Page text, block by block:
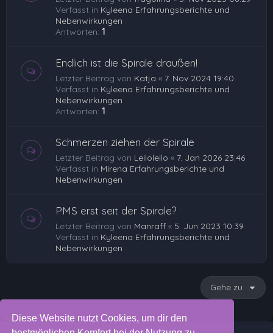
Diese Website nutzt Cookies, um dir den
Verfasst in Kyleena Erfahrungsberichte und
Nebenwirkungen
Antworten: 1
Endlich ist die Spirale draußen!
Letzter Beitrag von Katja « 7. Nov 2024 19:40
Verfasst in Kyleena Erfahrungsberichte und
Nebenwirkungen
Antworten: 1
Schmerzen ziehen der Spirale
Letzter Beitrag von Leiloleilo « 7. Jan 2026 23:46
Verfasst in Mirena Erfahrungsberichte und
Nebenwirkungen
PMS erst seit der Spirale?
Letzter Beitrag von Manraff « 5. Jun 2023 10:39
Verfasst in Kyleena Erfahrungsberichte und
Nebenwirkungen
Gehe zu